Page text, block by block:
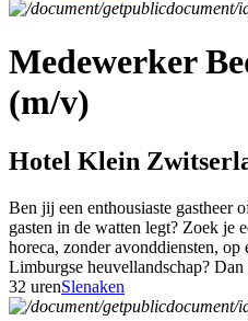
Medewerker
(m/v)
Hotel Klein
Ben jij een enthousiaste gastheer
gasten in de watten legt? Zoek je
horeca, zonder avonddiensten, op
Limburgse heuvellandschap?
32 urenSlenaken